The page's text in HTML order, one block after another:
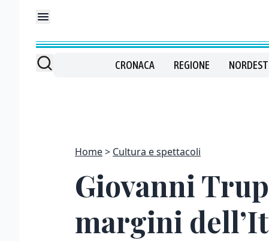
CRONACA REGIONE NORDEST
Home Cultura e spettacoli
Giovanni
margini